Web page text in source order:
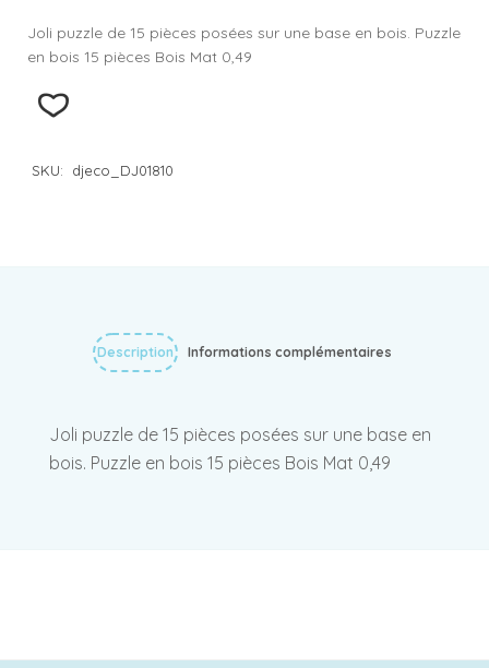
Joli puzzle de 15 pièces posées sur une base en bois. Puzzle
en bois 15 pièces Bois Mat 0,49
SKU: djeco_DJ01810
Description Informations complémentaires
Joli puzzle de 15 pièces posées sur une base en
bois. Puzzle en bois 15 pièces Bois Mat 0,49